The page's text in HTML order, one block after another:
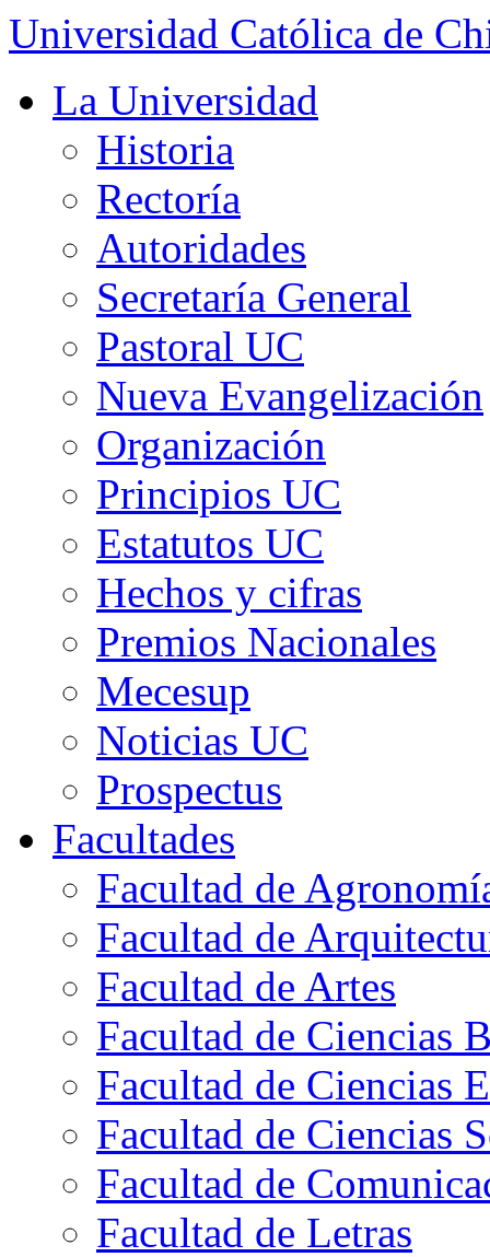
Universidad Católica de
La Universidad
Historia
Rectoría
Autoridades
Secretaría General
Pastoral UC
Nueva Evangelización
Organización
Principios UC
Estatutos UC
Hechos y cifras
Premios Nacionales
Mecesup
Noticias UC
Prospectus
Facultades
Facultad de
Facultad de
Facultad de Artes
Facultad de Ciencias
Facultad de Ciencias
Facultad de Ciencias
Facultad de
Facultad de Letras